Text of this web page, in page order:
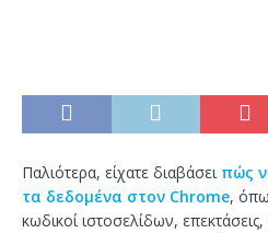
Παλιότερα, είχατε διαβάσει πώς
τα δεδομένα στον Chrome,
κωδικοί ιστοσελίδων,